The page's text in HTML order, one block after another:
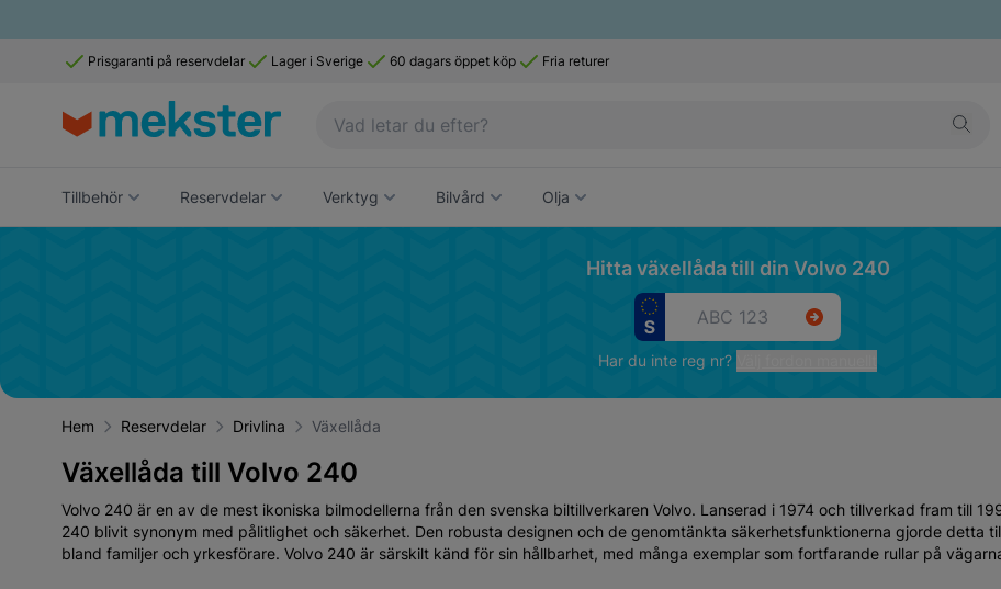
Prisgaranti på reservdelar Lager i Sverige 60 dagars öppet köp Fria returer
Tillbehör Reservdelar Verktyg Bilvård Olja
Hitta växellåda till din Volvo 240
Har du inte reg nr?
Hem Reservdelar Drivlina Växellåda
Växellåda till Volvo 240
Volvo 240 är en av de mest ikoniska bilmodellerna från den svenska biltillverkaren Volvo. Lanserad i 1974 och tillverkad fram till
240 blivit synonym med pålitlighet och säkerhet. Den robusta designen och de genomtänkta säkerhetsfunktionerna gjorde detta
bland familjer och yrkesförare. Volvo 240 är särskilt känd för sin hållbarhet, med många exemplar som fortfarande rullar på